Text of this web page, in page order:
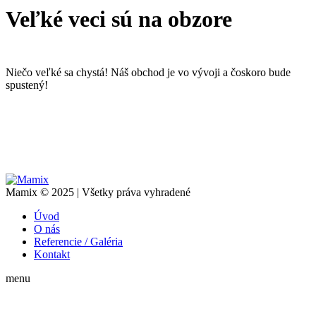
Veľké veci sú na obzore
Niečo veľké sa chystá! Náš obchod je vo vývoji a čoskoro bude
spustený!
Mamix © 2025 | Všetky práva vyhradené
Úvod
O nás
Referencie / Galéria
Kontakt
menu